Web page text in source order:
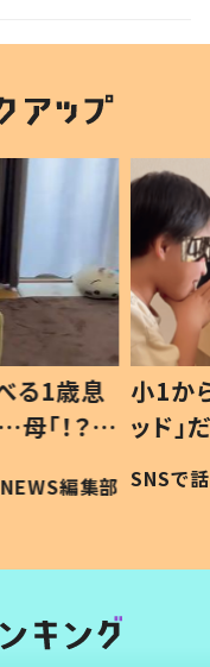
「ギフテ
給食”を
和の親
NEWS編集部
ひ孫
が、抱
「涙
い」